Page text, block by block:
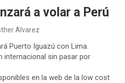
a volar a Perú
Alvarez
Puerto Iguazú con Lima.
internacional sin pasar por
en la web de la low cost